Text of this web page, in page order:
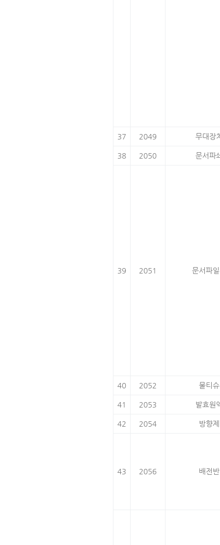
37 2049 무대장
38 2050 문서파
39 2051 문서파
40 2052 물티슈
41 2053 발효원
42 2054 방향제
43 2056 배전반